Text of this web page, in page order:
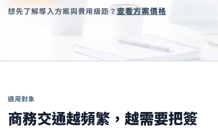
想先了解導入方案與費用級距？ 查看方案價格
適用對象
商務交通越頻繁，越需要把簽